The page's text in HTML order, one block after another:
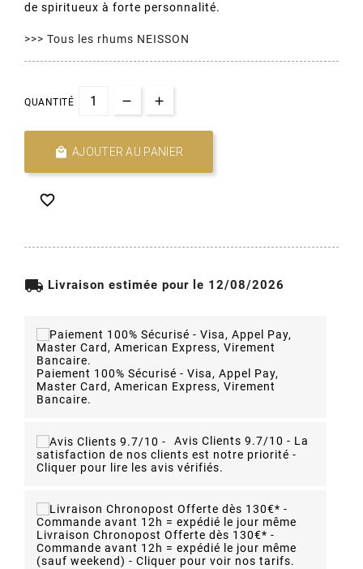
de spiritueux à forte personnalité.
>>> Tous les rhums NEISSON
QUANTITÉ
 AJOUTER AU PANIER

local_shipping Livraison estimée pour le 12/08/2026
Paiement 100% Sécurisé - Visa, Appel Pay,
Master Card, American Express, Virement
Bancaire.
Avis Clients 9.7/10 - La
satisfaction de nos clients est notre priorité -
Cliquer pour lire les avis vérifiés.
Livraison Chronopost Offerte dès 130€* -
Commande avant 12h = expédié le jour même
(sauf weekend) - Cliquer pour voir nos tarifs.